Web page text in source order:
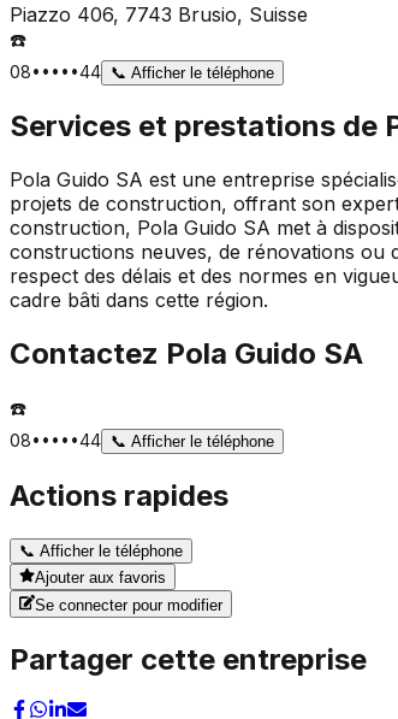
Piazzo 406, 7743 Brusio, Suisse
☎️
08•••••44 📞 Afficher le téléphone
Services et prestations de
Pola Guido SA est une entreprise
projets de construction, offrant son
construction, Pola Guido SA met à
constructions neuves, de rénovations ou
respect des délais et des normes en
cadre bâti dans cette région.
Contactez Pola Guido SA
☎️
08•••••44 📞 Afficher le téléphone
Actions rapides
📞 Afficher le téléphone
Ajouter aux favoris
Se connecter pour modifier
Partager cette entreprise